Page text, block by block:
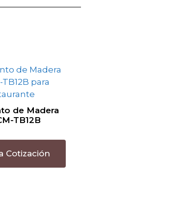
de Madera
TB12B
Cotización